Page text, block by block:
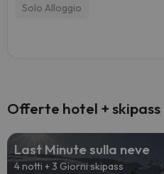
Solo Alloggio
Offerte hotel + skipass
Last Minute sulla neve
4 notti + 3 Giorni skipass